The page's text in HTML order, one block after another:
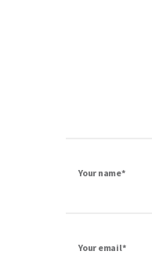
Your name*
Your email*